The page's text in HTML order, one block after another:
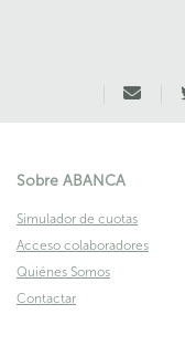
Sobre ABANCA
Simulador de cuotas
Acceso colaboradores
Quiénes Somos
Contactar